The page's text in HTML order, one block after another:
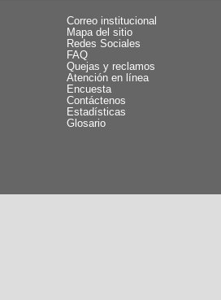
Correo institucional
Mapa del sitio
Redes Sociales
FAQ
Quejas y reclamos
Atención en línea
Encuesta
Contáctenos
Estadísticas
Glosario